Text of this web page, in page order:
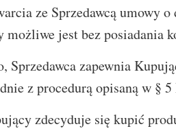
ze Sprzedawcą umowy
możliwe jest bez posiadania
zapewnia
z procedurą opisaną w §
zdecyduje się kupić